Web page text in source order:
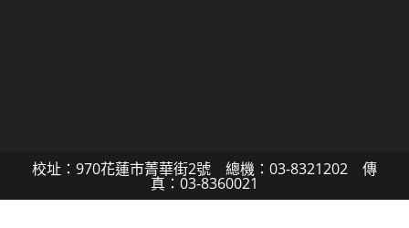
校址：970花蓮市菁華街2號 總機：03-8321202 傳
真：03-8360021